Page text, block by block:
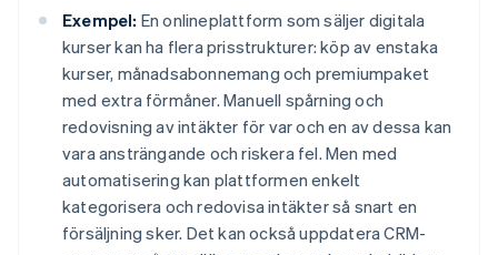
Exempel: En onlineplattform som säljer digitala
kurser kan ha flera prisstrukturer: köp av enstaka
kurser, månadsabonnemang och premiumpaket
med extra förmåner. Manuell spårning och
redovisning av intäkter för var och en av dessa kan
vara ansträngande och riskera fel. Men med
automatisering kan plattformen enkelt
kategorisera och redovisa intäkter så snart en
försäljning sker. Det kan också uppdatera CRM-